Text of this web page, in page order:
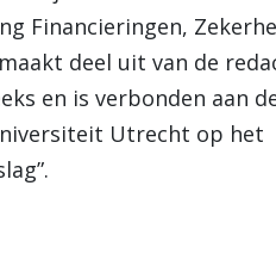
Financieringen,
deel uit van de
en is verbonden aan
Utrecht op het